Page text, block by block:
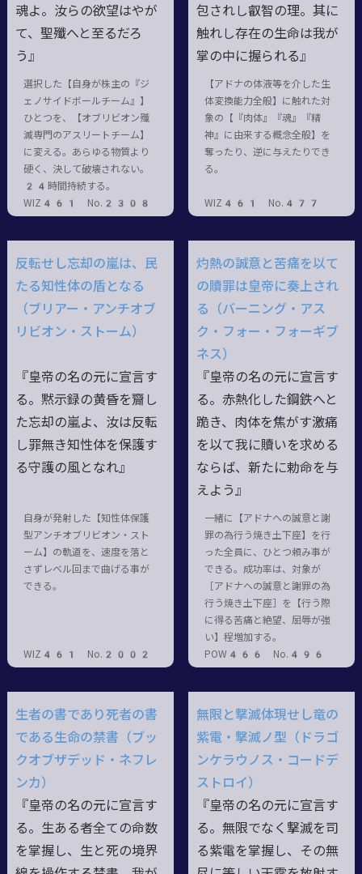
魂よ。汝らの欲望はやが
て、聖殲へと至るだろ
う』
選択した【自身が株主の『ジ
ェノサイドボールチーム』】
ひとつを、【オブリビオン殲
滅専門のアスリートチーム】
に変える。あらゆる物質より
硬く、決して破壊されない。
24時間持続する。
WIZ461 No.2308
包されし叡智の理。其に
触れし存在の生命は我が
掌の中に握られる』
【アドナの体液等を介した生
体変換能力全般】に触れた対
象の【『肉体』『魂』『精
神』に由来する概念全般】を
奪ったり、逆に与えたりでき
る。
WIZ461 No.477
反転せし忘却の嵐は、民
たる知性体の盾となる
（ブリアー・アンチオブ
リビオン・ストーム）
『皇帝の名の元に宣言す
る。黙示録の黄昏を齎し
た忘却の嵐よ、汝は反転
し罪無き知性体を保護す
る守護の風となれ』
自身が発射した【知性体保護
型アンチオブリビオン・スト
ーム】の軌道を、速度を落と
さずレベル回まで曲げる事が
できる。
WIZ461 No.2002
灼熱の誠意と苦痛を以て
の贖罪は皇帝に奏上され
る（バーニング・アス
ク・フォー・フォーギブ
ネス）
『皇帝の名の元に宣言す
る。赤熱化した鋼鉄へと
跪き、肉体を焦がす激痛
を以て我に贖いを求める
ならば、新たに勅命を与
えよう』
一緒に【アドナへの誠意と謝
罪の為行う焼き土下座】を行
った全員に、ひとつ頼み事が
できる。成功率は、対象が
［アドナへの誠意と謝罪の為
行う焼き土下座］を【行う際
に得る苦痛と絶望、屈辱が強
い】程増加する。
POW466 No.496
生者の書であり死者の書
である生命の禁書（ブッ
クオブザデッド・ネフレ
ンカ）
『皇帝の名の元に宣言す
る。生ある者全ての命数
を掌握し、生と死の境界
無限と撃滅体現せし竜の
紫電・撃滅ノ型（ドラゴ
ンケラウノス・コードデ
ストロイ）
『皇帝の名の元に宣言す
る。無限でなく撃滅を司
る紫電を掌握し、その無